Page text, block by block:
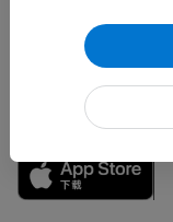
下载APP